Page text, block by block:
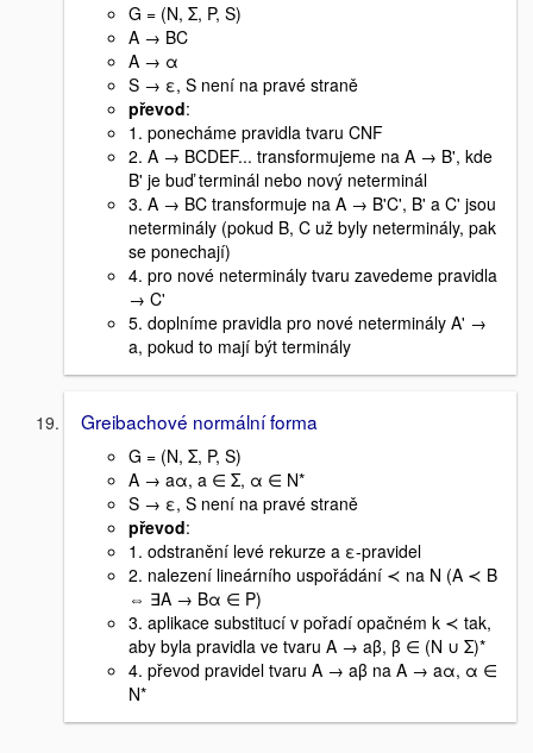
G = (N, Σ, P, S)
A → BC
A → α
S → ε, S není na pravé straně
převod:
1. ponecháme pravidla tvaru CNF
2. A → BCDEF... transformujeme na A → B', kde
B' je buď terminál nebo nový neterminál
3. A → BC transformuje na A → B'C', B' a C' jsou
neterminály (pokud B, C už byly neterminály, pak
se ponechají)
4. pro nové neterminály tvaru zavedeme pravidla
→ C'
5. doplníme pravidla pro nové neterminály A' →
a, pokud to mají být terminály
Greibachové normální forma
G = (N, Σ, P, S)
A → aα, a ∈ Σ, α ∈ N*
S → ε, S není na pravé straně
převod:
1. odstranění levé rekurze a ε-pravidel
2. nalezení lineárního uspořádání ≺ na N (A ≺ B
⇔ ∃A → Bα ∈ P)
3. aplikace substitucí v pořadí opačném k ≺ tak,
aby byla pravidla ve tvaru A → aβ, β ∈ (N ∪ Σ)*
4. převod pravidel tvaru A → aβ na A → aα, α ∈
N*